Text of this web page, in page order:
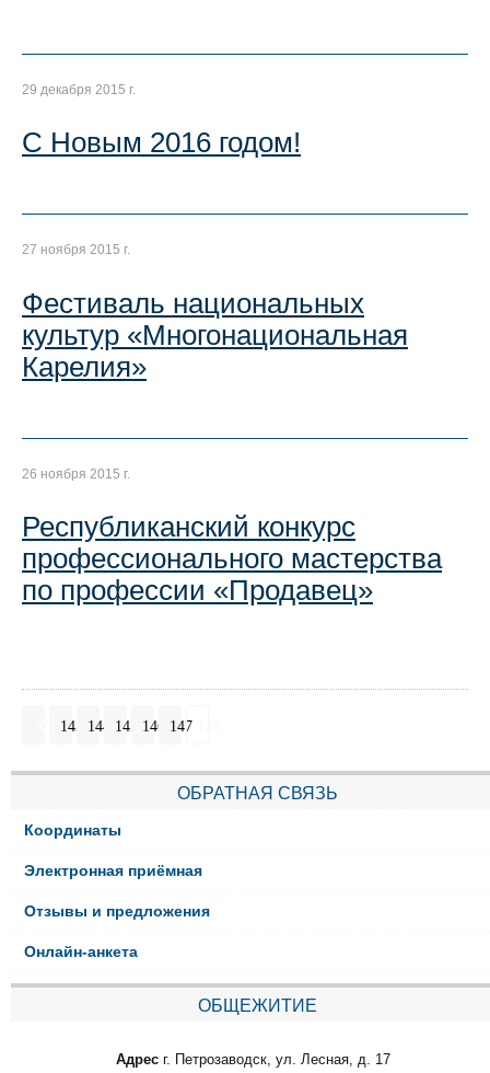
29 декабря 2015 г.
С Новым 2016 годом!
27 ноября 2015 г.
Фестиваль национальных
культур «Многонациональная
Карелия»
26 ноября 2015 г.
Республиканский конкурс
профессионального мастерства
по профессии «Продавец»
143 144 145 146 147
ОБРАТНАЯ СВЯЗЬ
Координаты
Электронная приёмная
Отзывы и предложения
Онлайн-анкета
ОБЩЕЖИТИЕ
Адрес г. Петрозаводск, ул. Лесная, д. 17